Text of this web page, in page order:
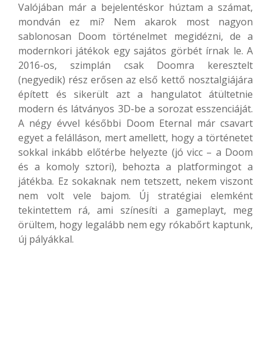
Valójában már a bejelentéskor húztam a számat,
mondván ez mi? Nem akarok most nagyon
sablonosan Doom történelmet megidézni, de a
modernkori játékok egy sajátos görbét írnak le. A
2016-os, szimplán csak Doomra keresztelt
(negyedik) rész erősen az első kettő nosztalgiájára
épített és sikerült azt a hangulatot átültetnie
modern és látványos 3D-be a sorozat esszenciáját.
A négy évvel későbbi Doom Eternal már csavart
egyet a felálláson, mert amellett, hogy a történetet
sokkal inkább előtérbe helyezte (jó vicc – a Doom
és a komoly sztori), behozta a platformingot a
játékba. Ez sokaknak nem tetszett, nekem viszont
nem volt vele bajom. Új stratégiai elemként
tekintettem rá, ami színesíti a gameplayt, meg
örültem, hogy legalább nem egy rókabőrt kaptunk,
új pályákkal.